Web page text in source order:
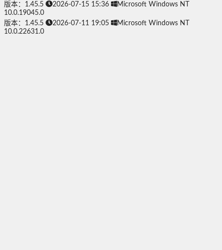
版本：1.45.5
2026-07-15 15:36
Microsoft Windows NT
10.0.19045.0
版本：1.45.5
2026-07-11 19:05
Microsoft Windows NT
10.0.22631.0